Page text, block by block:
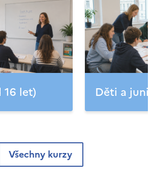
16 let) Děti a
Všechny kurzy